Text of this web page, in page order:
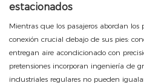
estacionados
Mientras que los pasajeros abordan
conexión crucial debajo de sus pies:
entregan aire acondicionado con
pretensiones incorporan ingeniería de
industriales regulares no pueden